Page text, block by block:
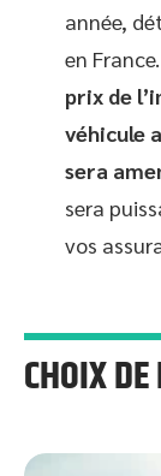
année,
en France.
prix de
véhicule
sera
sera
vos
CHOIX